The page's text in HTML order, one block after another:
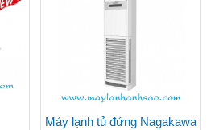
Máy lạnh tủ đứng Nagakawa